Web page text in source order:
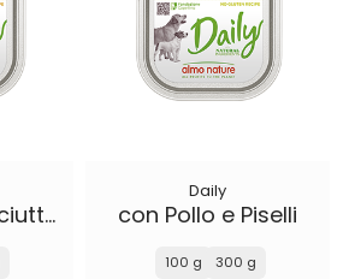
con Pollo, Prosciutto e Formaggio
Daily
con Pollo e Piselli
100 g 300 g